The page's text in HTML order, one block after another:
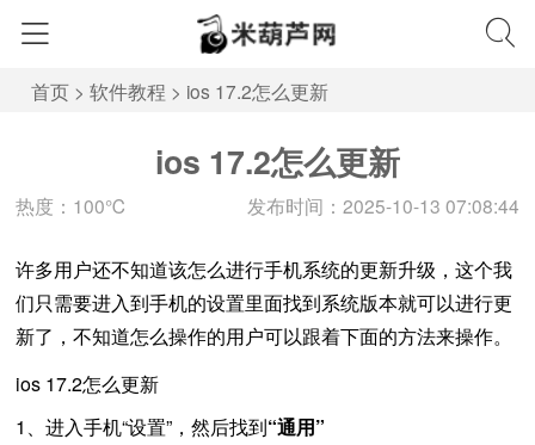
首页 > 软件教程 > ios 17.2怎么更新
ios 17.2怎么更新
热度：100℃ 发布时间：2025-10-13 07:08:44
许多用户还不知道该怎么进行手机系统的更新升级，这个我
们只需要进入到手机的设置里面找到系统版本就可以进行更
新了，不知道怎么操作的用户可以跟着下面的方法来操作。
ios 17.2怎么更新
1、进入手机“设置”，然后找到“通用”